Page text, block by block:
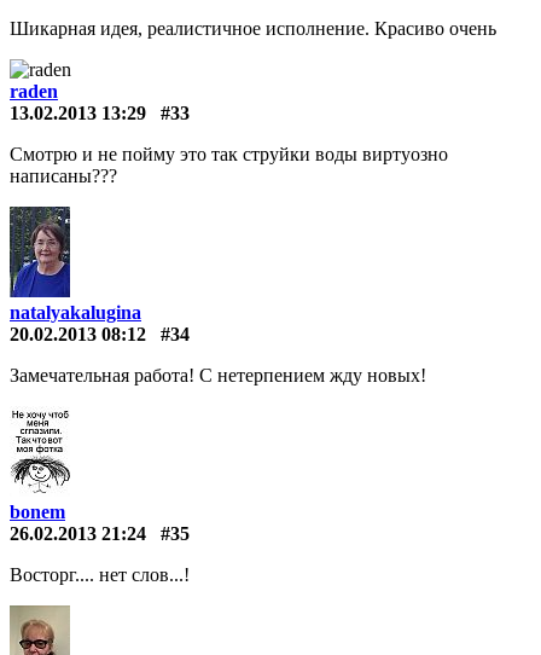
Шикарная идея, реалистичное исполнение. Красиво очень
raden
13.02.2013 13:29
#33
Смотрю и не пойму это так струйки воды виртуозно
написаны???
natalyakalugina
20.02.2013 08:12
#34
Замечательная работа! С нетерпением жду новых!
bonem
26.02.2013 21:24
#35
Восторг.... нет слов...!